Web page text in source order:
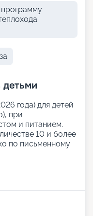
года) для детей
при
и питанием.
10 и более
по письменному